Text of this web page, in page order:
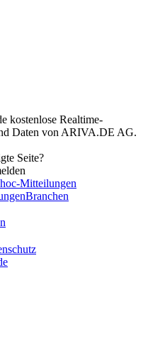
kostenlose Realtime-
Daten von ARIVA.DE AG.
Seite?
Mitteilungen
Branchen